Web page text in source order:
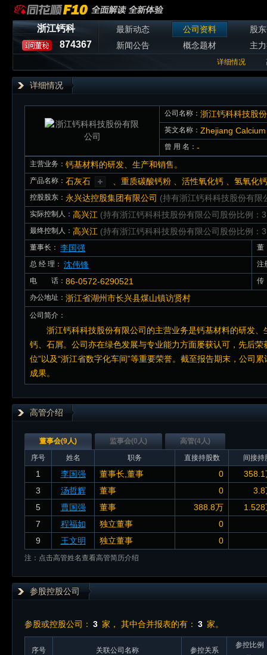
浙江钙科
874367
最新动态 公司资料
股
新闻公告
概念题材 主
详细情况
详细情况
公司名称： 浙江钙科科技股
英文名称： Zhejiang
曾 用 名： -
主营业务： 钙基材料的研发、生产和销售。
产品名称： 石灰石 、重质碳酸钙粉 、活性氧化钙 、氢氧化
控股股东： 永兴达控股集团有限公司 (持有浙江钙科科技股份有限
实际控制人： 高兴江 (持有浙江钙科科技股份有限公司股份比例：
最终控制人： 高兴江 (持有浙江钙科科技股份有限公司股份比例：
董事长： 李国强
总 经 理： 沈伟锋
注
电 话： 86-0572-6290521
办公地址： 浙江省湖州市长兴县煤山镇访贤村
公司简介：
浙江钙科科技股份有限公司的主营业务是钙基材料的研发
钙、石屑。公司亦在绿色发展与专业能力方面屡获认可，先后荣
位”以及“浙江省数字化车间”等重要荣誉。截至报告期末，公司
成果。
高管介绍
董事会(9人) 监事会(0人)
高管(4人)
序号
姓名 职务 直接持股数 间接持
1 李国强 董事长,董事 0
358.1
3
汤哲辉 董事 0
3.8
5
曹国强 董事 388.8万
7
程福如 独立董事
0
9
王文明 独立董事 0
注：点击高管姓名查看高管简历介绍
参股控股公司
参股或控股公司： 3 家， 其中合并报表的有： 3 家。
序号 关联公司名称 参控关系
参控比例